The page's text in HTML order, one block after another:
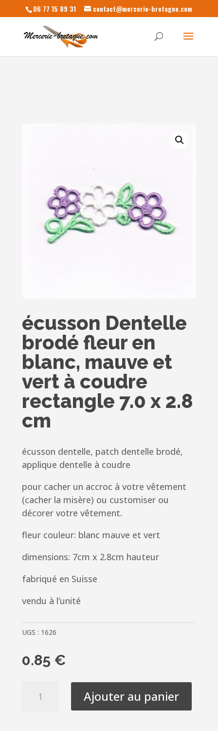
06 77 15 89 31 contact@mercerie-bretagne.com
écusson Dentelle
brodé fleur en
blanc, mauve et
vert à coudre
rectangle 7.0 x 2.8
cm
écusson dentelle, patch dentelle brodé,
applique dentelle à coudre
pour cacher un accroc à votre vêtement
(cacher la misère) ou customiser ou
décorer votre vêtement.
fleur couleur: blanc mauve et vert
dimensions: 7cm x 2.8cm hauteur
fabriqué en Suisse
vendu à l’unité
UGS : 1626
0.85 €
Ajouter au panier